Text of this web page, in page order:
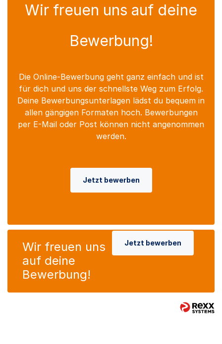
Wir freuen uns auf deine
Bewerbung!
Die Online-Bewerbung geht ganz einfach und ist
für dich und uns der schnellste Weg zum Erfolg.
Deine Bewerbungsunterlagen lädst du bequem in
allen gängigen Formaten hoch. Bewerbungen
per E-Mail oder Post können nicht angenommen
werden.
Jetzt bewerben
Wir freuen uns
auf deine
Bewerbung!
Jetzt bewerben